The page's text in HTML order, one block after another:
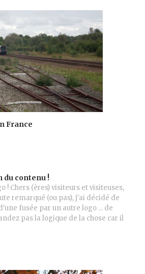
France
du contenu !
! Chers (ères) visiteurs et visiteuses,
remarqué (ou pas), j'ai décidé de
fusée par un autre logo ... de
pas la logique de la chose car il